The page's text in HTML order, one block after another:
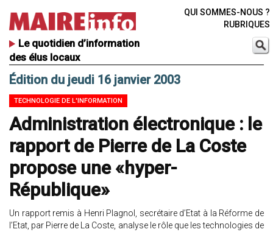
Le quotidien d’information
des élus locaux
QUI SOMMES-NOUS ?
RUBRIQUES
Édition du jeudi 16 janvier 2003
TECHNOLOGIE DE L'INFORMATION
Administration électronique : le
rapport de Pierre de La Coste
propose une «hyper-
République»
Un rapport remis à Henri Plagnol, secrétaire d’Etat à la Réforme de
l’Etat, par Pierre de La Coste, analyse le rôle que les technologies de